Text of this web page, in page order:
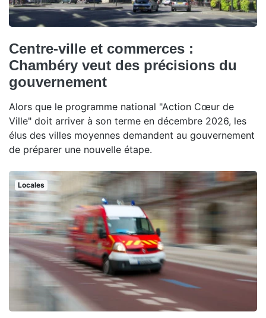
Centre-ville et commerces :
Chambéry veut des précisions du
gouvernement
Alors que le programme national "Action Cœur de
Ville" doit arriver à son terme en décembre 2026, les
élus des villes moyennes demandent au gouvernement
de préparer une nouvelle étape.
Locales